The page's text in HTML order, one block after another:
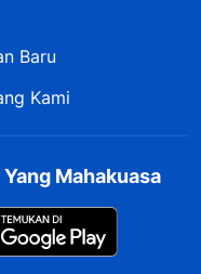
Baru
Kami
Mahakuasa